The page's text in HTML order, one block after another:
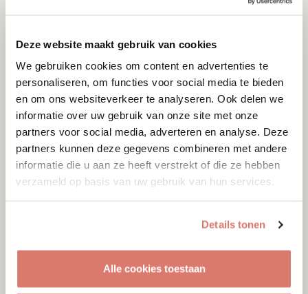
Deze website maakt gebruik van cookies
We gebruiken cookies om content en advertenties te
personaliseren, om functies voor social media te bieden
en om ons websiteverkeer te analyseren. Ook delen we
informatie over uw gebruik van onze site met onze
partners voor social media, adverteren en analyse. Deze
partners kunnen deze gegevens combineren met andere
informatie die u aan ze heeft verstrekt of die ze hebben
verzameld op basis van uw gebruik van hun services.
Details tonen
Alle cookies toestaan